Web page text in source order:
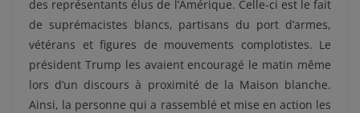
des représentants élus de l’Amérique. Celle-ci est le fait
de suprémacistes blancs, partisans du port d’armes,
vétérans et figures de mouvements complotistes. Le
président Trump les avaient encouragé le matin même
lors d’un discours à proximité de la Maison blanche.
Ainsi, la personne qui a rassemblé et mise en action les